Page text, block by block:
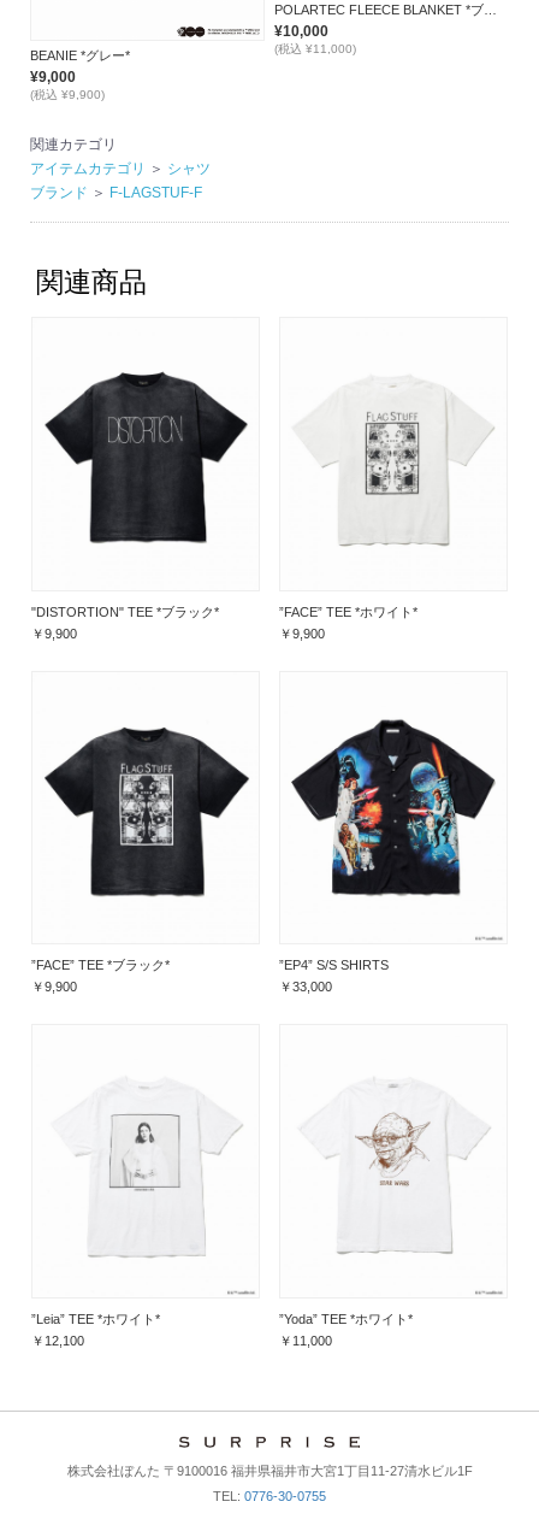
BEANIE *グレー*
¥9,000
(税込 ¥9,900)
¥10,000
(税込 ¥11,000)
関連カテゴリ
アイテムカテゴリ
＞ シャツ
ブランド ＞ F-LAGSTUF-F
関連商品
"DISTORTION" TEE *ブラック*
￥9,900
”FACE” TEE *ホワイト*
￥9,900
”FACE” TEE *ブラック*
￥9,900
”EP4” S/S SHIRTS
￥33,000
”Leia” TEE *ホワイト*
￥12,100
”Yoda” TEE *ホワイト*
￥11,000
株式会社ぼんた 〒9100016 福井県福井市大宮1丁目11-27清水ビル1F
TEL: 0776-30-0755